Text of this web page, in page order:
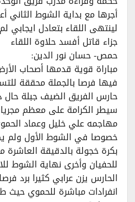
أجرها مع بداية الشوط الثاني
لينتهى اللقاء بتعادل ايجابي
جزاء قاتل أفسد حلاوة اللقاء
حمص- حسان نور الدين:
مباراة قوية قدمها أصحاب
فيها فرصا بالجملة محققة
حارس الفريق الضيف جبلة حال
سيطر الكرامة على معظم
مهاجمه علي خليل وعماد
خصوصا في الشوط الأول ولم
بكرة خجولة بالدقيقة العاشرة
للحفيان وأخرى نهاية الشوط
الحارس يزن عرابي كثيرا برد
انفرادات مباشرة للحموي حيث